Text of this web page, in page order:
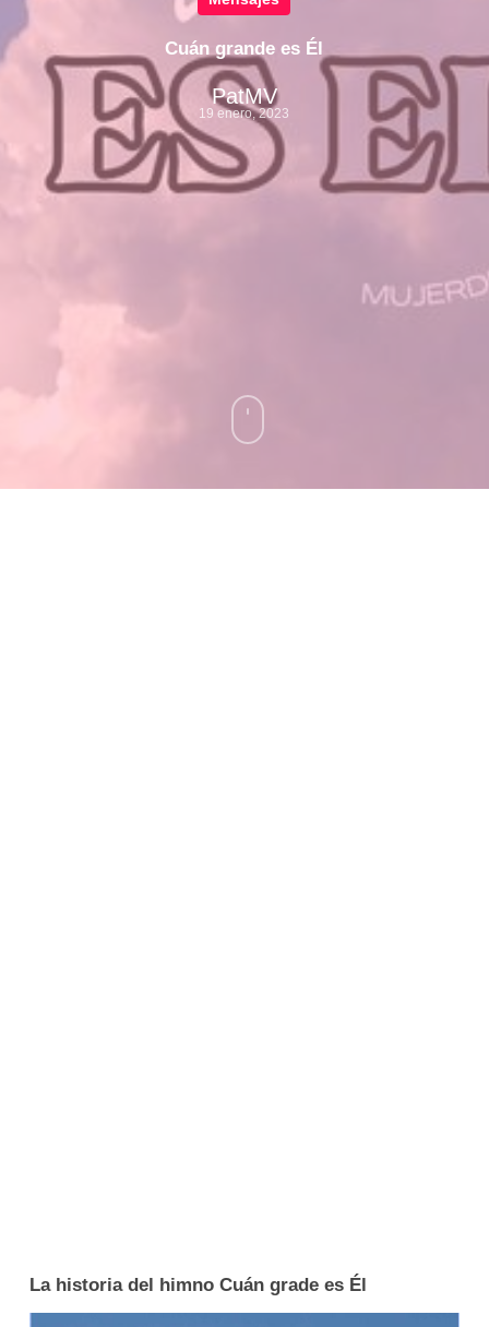
Cuán grande es Él
PatMV
19 enero, 2023
La historia del himno Cuán grade es Él